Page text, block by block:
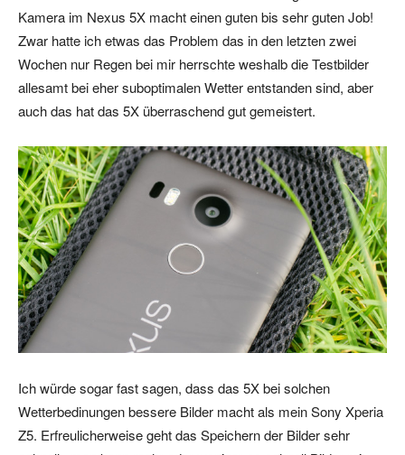
Kamera im Nexus 5X macht einen guten bis sehr guten Job!
Zwar hatte ich etwas das Problem das in den letzten zwei
Wochen nur Regen bei mir herrschte weshalb die Testbilder
allesamt bei eher suboptimalen Wetter entstanden sind, aber
auch das hat das 5X überraschend gut gemeistert.
Ich würde sogar fast sagen, dass das 5X bei solchen
Wetterbedinungen bessere Bilder macht als mein Sony Xperia
Z5. Erfreulicherweise geht das Speichern der Bilder sehr